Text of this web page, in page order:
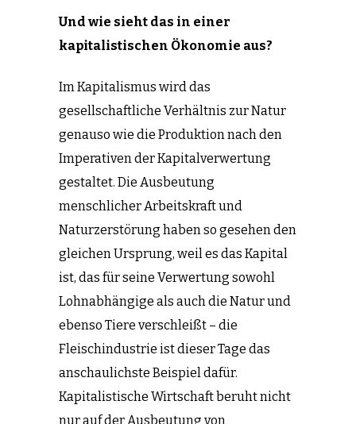
Und wie sieht das in einer
kapitalistischen Ökonomie aus?
Im Kapitalismus wird das
gesellschaftliche Verhältnis zur Natur
genauso wie die Produktion nach den
Imperativen der Kapitalverwertung
gestaltet. Die Ausbeutung
menschlicher Arbeitskraft und
Naturzerstörung haben so gesehen den
gleichen Ursprung, weil es das Kapital
ist, das für seine Verwertung sowohl
Lohnabhängige als auch die Natur und
ebenso Tiere verschleißt – die
Fleischindustrie ist dieser Tage das
anschaulichste Beispiel dafür.
Kapitalistische Wirtschaft beruht nicht
nur auf der Ausbeutung von